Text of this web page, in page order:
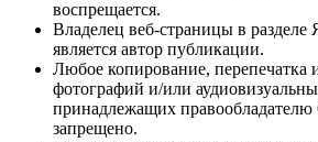
воспрещается.
Владелец веб-страницы в разделе
является автор публикации.
Любое копирование, перепечатка
фотографий и/или
принадлежащих правообладателю
запрещено.